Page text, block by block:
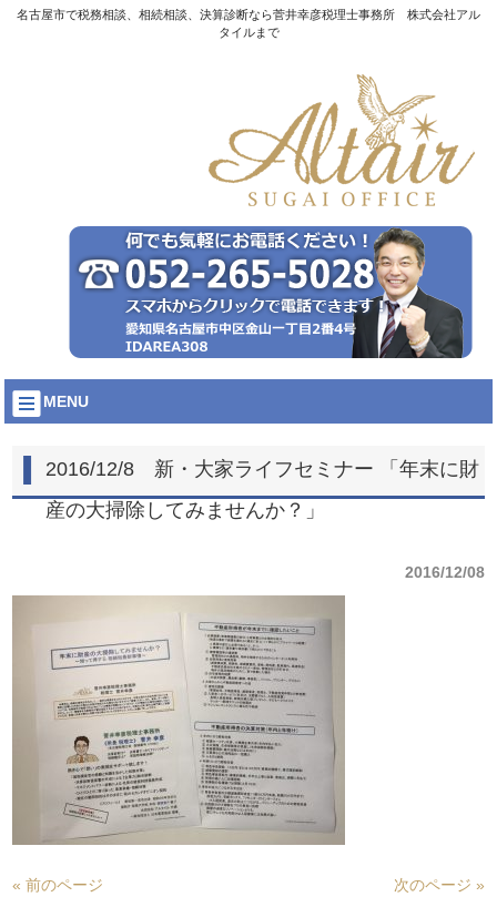
名古屋市で税務相談、相続相談、決算診断なら菅井幸彦税理士事務所 株式会社アル
タイルまで
MENU
2016/12/8 新・大家ライフセミナー 「年末に財
産の大掃除してみませんか？」
2016/12/08
« 前のページ 次のページ »